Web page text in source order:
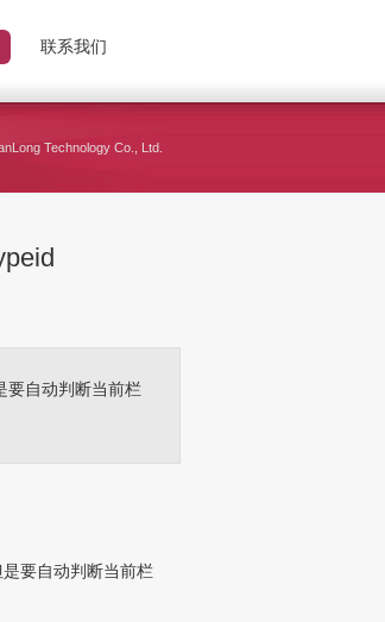
联系我们
Technology Co., Ltd.
要自动判断当前栏
要自动判断当前栏